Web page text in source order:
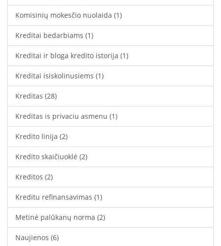
Komisinių mokesčio nuolaida (1)
Kreditai bedarbiams (1)
Kreditai ir bloga kredito istorija (1)
Kreditai isiskolinusiems (1)
Kreditas (28)
Kreditas is privaciu asmenu (1)
Kredito linija (2)
Kredito skaičiuoklė (2)
Kreditos (2)
Kreditu refinansavimas (1)
Metinė palūkanų norma (2)
Naujienos (6)